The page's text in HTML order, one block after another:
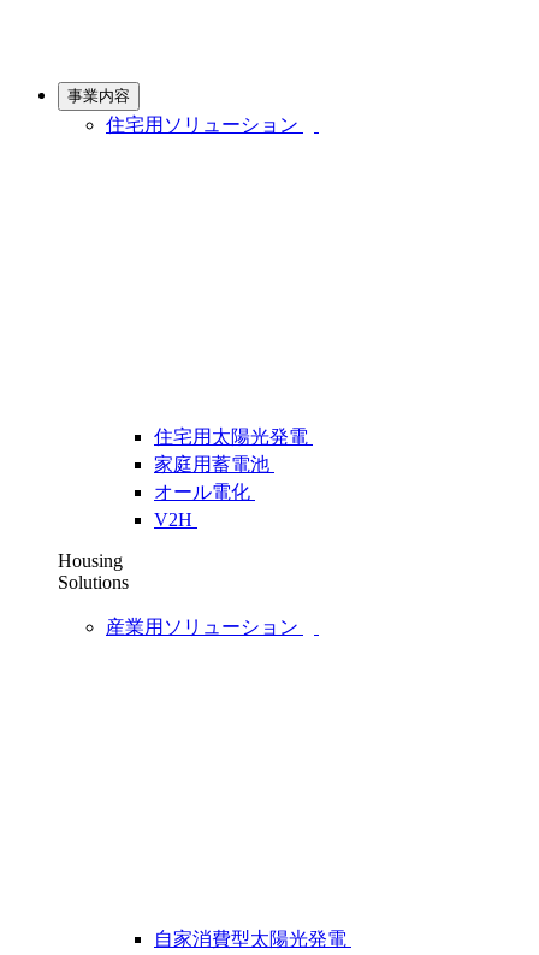
事業内容
住宅用ソリューション
住宅用太陽光発電
家庭用蓄電池
オール電化
V2H
Housing
Solutions
産業用ソリューション
自家消費型太陽光発電